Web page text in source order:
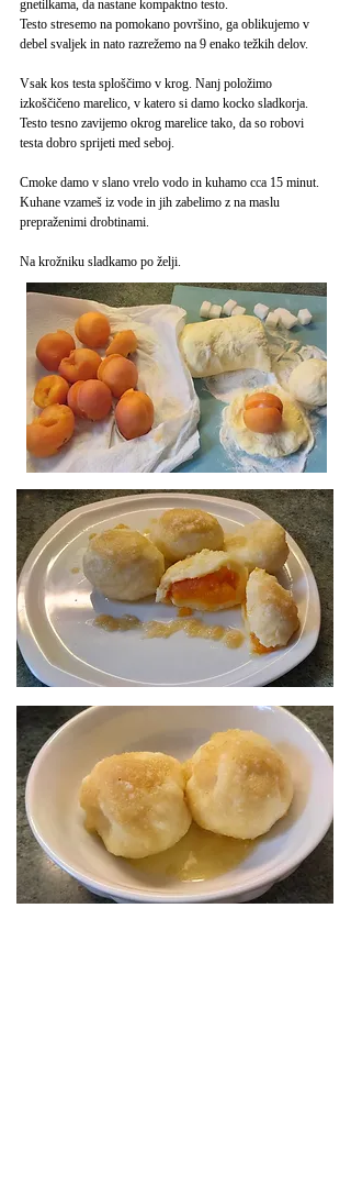
gnetilkama, da nastane kompaktno testo.
Testo stresemo na pomokano površino, ga oblikujemo v
debel svaljek in nato razrežemo na 9 enako težkih delov.
Vsak kos testa sploščimo v krog. Nanj položimo
izkoščičeno marelico, v katero si damo kocko sladkorja.
Testo tesno zavijemo okrog marelice tako, da so robovi
testa dobro sprijeti med seboj.
Cmoke damo v slano vrelo vodo in kuhamo cca 15 minut.
Kuhane vzameš iz vode in jih zabelimo z na maslu
prepraženimi drobtinami.
Na krožniku sladkamo po želji.